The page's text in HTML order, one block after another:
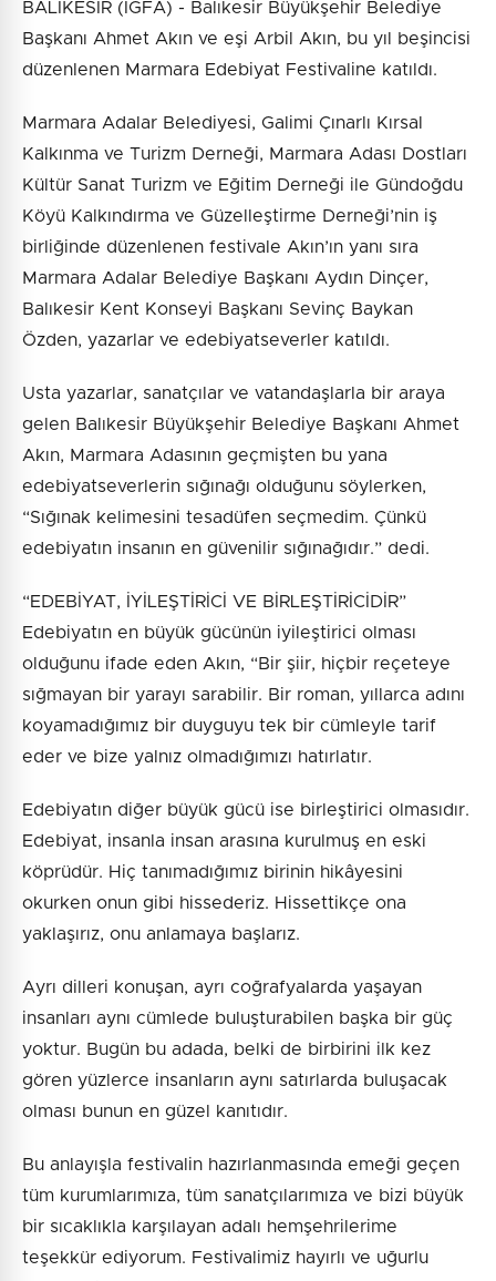
BALIKESİR (İGFA) - Balıkesir Büyükşehir Belediye
Başkanı Ahmet Akın ve eşi Arbil Akın, bu yıl beşincisi
düzenlenen Marmara Edebiyat Festivaline katıldı.
Marmara Adalar Belediyesi, Galimi Çınarlı Kırsal
Kalkınma ve Turizm Derneği, Marmara Adası Dostları
Kültür Sanat Turizm ve Eğitim Derneği ile Gündoğdu
Köyü Kalkındırma ve Güzelleştirme Derneği’nin iş
birliğinde düzenlenen festivale Akın’ın yanı sıra
Marmara Adalar Belediye Başkanı Aydın Dinçer,
Balıkesir Kent Konseyi Başkanı Sevinç Baykan
Özden, yazarlar ve edebiyatseverler katıldı.
Usta yazarlar, sanatçılar ve vatandaşlarla bir araya
gelen Balıkesir Büyükşehir Belediye Başkanı Ahmet
Akın, Marmara Adasının geçmişten bu yana
edebiyatseverlerin sığınağı olduğunu söylerken,
“Sığınak kelimesini tesadüfen seçmedim. Çünkü
edebiyatın insanın en güvenilir sığınağıdır.” dedi.
“EDEBİYAT, İYİLEŞTİRİCİ VE BİRLEŞTİRİCİDİR”
Edebiyatın en büyük gücünün iyileştirici olması
olduğunu ifade eden Akın, “Bir şiir, hiçbir reçeteye
sığmayan bir yarayı sarabilir. Bir roman, yıllarca adını
koyamadığımız bir duyguyu tek bir cümleyle tarif
eder ve bize yalnız olmadığımızı hatırlatır.
Edebiyatın diğer büyük gücü ise birleştirici olmasıdır.
Edebiyat, insanla insan arasına kurulmuş en eski
köprüdür. Hiç tanımadığımız birinin hikâyesini
okurken onun gibi hissederiz. Hissettikçe ona
yaklaşırız, onu anlamaya başlarız.
Ayrı dilleri konuşan, ayrı coğrafyalarda yaşayan
insanları aynı cümlede buluşturabilen başka bir güç
yoktur. Bugün bu adada, belki de birbirini ilk kez
gören yüzlerce insanların aynı satırlarda buluşacak
olması bunun en güzel kanıtıdır.
Bu anlayışla festivalin hazırlanmasında emeği geçen
tüm kurumlarımıza, tüm sanatçılarımıza ve bizi büyük
bir sıcaklıkla karşılayan adalı hemşehrilerime
teşekkür ediyorum. Festivalimiz hayırlı ve uğurlu